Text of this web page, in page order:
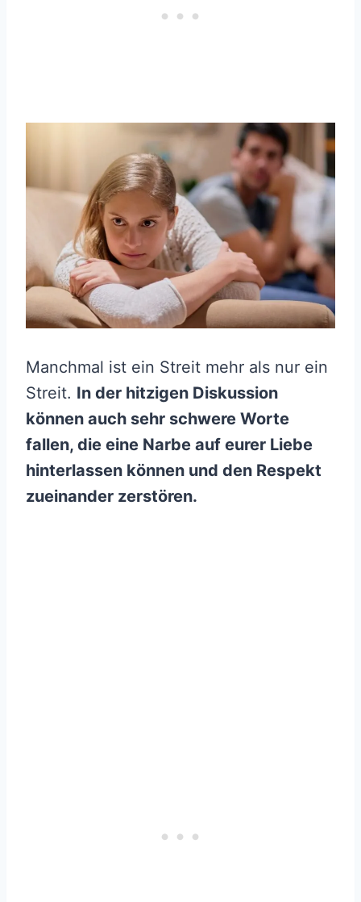
Manchmal ist ein Streit mehr als nur ein
Streit. In der hitzigen Diskussion
können auch sehr schwere Worte
fallen, die eine Narbe auf eurer Liebe
hinterlassen können und den Respekt
zueinander zerstören.